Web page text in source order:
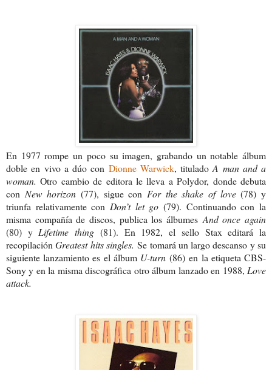
En 1977 rompe un poco su imagen, grabando un notable álbum
doble en vivo a dúo con Dionne Warwick, tituladoA man and a
woman. Otro cambio de editora le lleva a Polydor, donde debuta
con New horizon(77), sigue con For the shake of love(78) y
triunfa relativamente con Don’t let go (79). Continuando con la
misma compañía de discos, publica los álbumes And once again
(80) y Lifetime thing (81). En 1982, el sello Stax editará la
recopilaciónGreatest hits singles. Se tomará un largo descanso y su
siguiente lanzamiento es el álbum U-turn (86) en la etiqueta CBS-
Sony y en la misma discográfica otro álbum lanzado en 1988, Love
attack.